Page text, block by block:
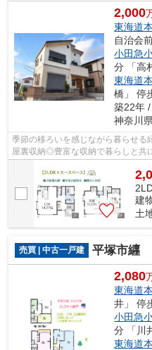
2,000
東海道
自治会
小田急
分 「高
東海道
橋」 停
築22年
神奈川
季節の移ろいを感じながら暮らせる
屋裏収納◎豊富な収納で暮らしと共
建
土
売買 | 中古一戸建 平塚市纒
2,080
東海道
井」 停
小田急
分 「川
東海道